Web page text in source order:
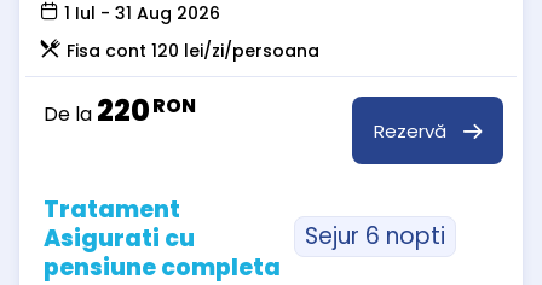
1 Iul - 31 Aug 2026
Fisa cont 120 lei/zi/persoana
De la 220RON
Rezervă
Tratament
Asigurati cu
pensiune completa
Sejur 6 nopti